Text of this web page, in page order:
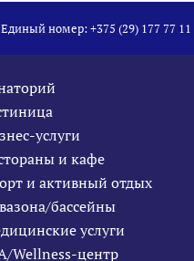
Единый номер:+375 (29) 177 77 11
услуги
и кафе
и активный отдых
бассейны
услуги
Wellness-центр